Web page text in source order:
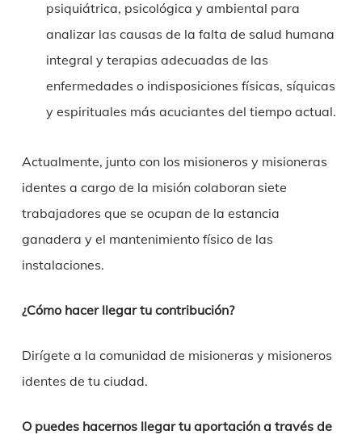
psiquiátrica, psicológica y ambiental para
analizar las causas de la falta de salud humana
integral y terapias adecuadas de las
enfermedades o indisposiciones físicas, síquicas
y espirituales más acuciantes del tiempo actual.
Actualmente, junto con los misioneros y misioneras
identes a cargo de la misión colaboran siete
trabajadores que se ocupan de la estancia
ganadera y el mantenimiento físico de las
instalaciones.
¿Cómo hacer llegar tu contribución?
Dirígete a la comunidad de misioneras y misioneros
identes de tu ciudad.
O puedes hacernos llegar tu aportación a través de